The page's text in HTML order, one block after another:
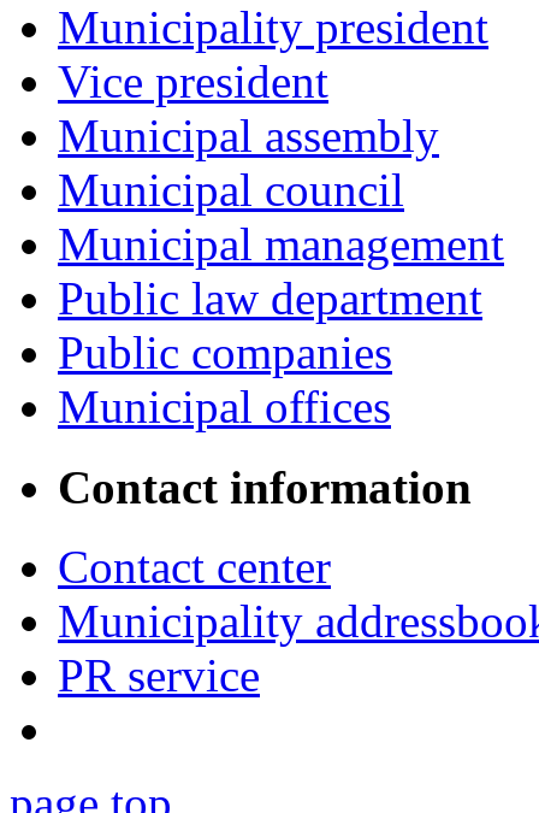
Municipality president
Vice president
Municipal assembly
Municipal council
Municipal management
Public law department
Public companies
Municipal offices
Contact information
Contact center
Municipality
PR service
page top